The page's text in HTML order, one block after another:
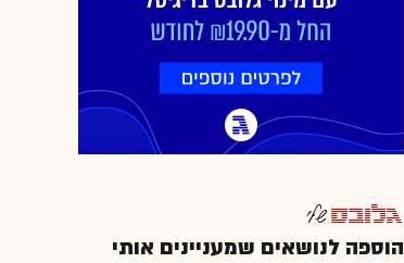
הוספה לנושאים שמעניינים אותי